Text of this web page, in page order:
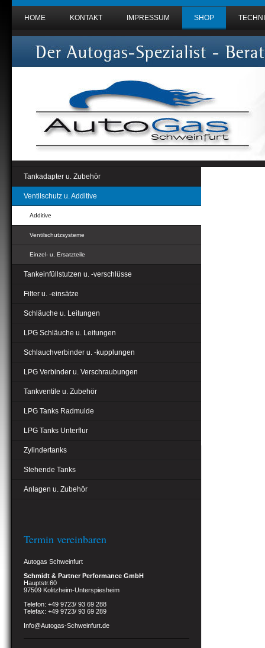
HOME KONTAKT IMPRESSUM SHOP
Tankadapter u. Zubehör
Ventilschutz u. Additive
Additive
Ventilschutzsysteme
Einzel- u. Ersatzteile
Tankeinfüllstutzen u. -verschlüsse
Filter u. -einsätze
Schläuche u. Leitungen
LPG Schläuche u. Leitungen
Schlauchverbinder u. -kupplungen
LPG Verbinder u. Verschraubungen
Tankventile u. Zubehör
LPG Tanks Radmulde
LPG Tanks Unterflur
Zylindertanks
Stehende Tanks
Anlagen u. Zubehör
Termin vereinbaren
Autogas Schweinfurt
Schmidt & Partner Performance GmbH
Hauptstr.60
97509 Kolitzheim-Unterspiesheim
Telefon: +49 9723/ 93 69 288
Telefax: +49 9723/ 93 69 289
Info@Autogas-Schweinfurt.de